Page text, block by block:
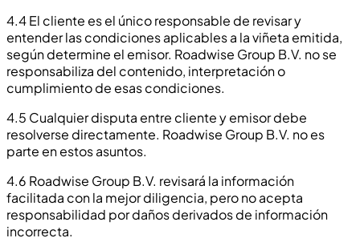
4.4 El cliente es el único responsable de revisar y
entender las condiciones aplicables a la viñeta emitida,
según determine el emisor. Roadwise Group B.V. no se
responsabiliza del contenido, interpretación o
cumplimiento de esas condiciones.
4.5 Cualquier disputa entre cliente y emisor debe
resolverse directamente. Roadwise Group B.V. no es
parte en estos asuntos.
4.6 Roadwise Group B.V. revisará la información
facilitada con la mejor diligencia, pero no acepta
responsabilidad por daños derivados de información
incorrecta.